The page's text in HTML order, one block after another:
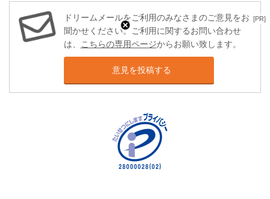
[PR]
ドリームメールをご利用のみなさまのご意見をお
聞かせください。ご利用に関するお問い合わせ
は、
こちらの専用ページからお願い致します。
意見を投稿する